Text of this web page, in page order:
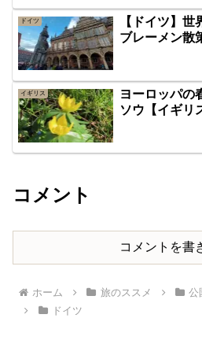
ドイツ
【ドイツ】
ブレーメン散
イギリス
ヨーロッパの
ソウ【イギリ
コメント
コメントを書
ホーム 旅のススメ 公
ドイツ